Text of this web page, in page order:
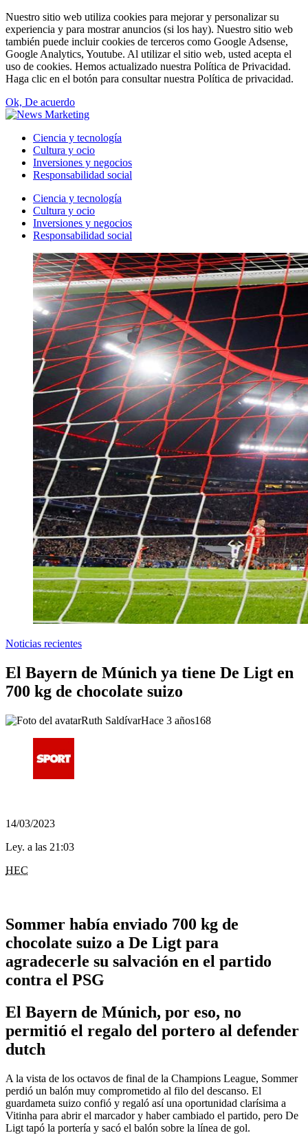
Nuestro sitio web utiliza cookies para mejorar y personalizar su
experiencia y para mostrar anuncios (si los hay). Nuestro sitio web
también puede incluir cookies de terceros como Google Adsense,
Google Analytics, Youtube. Al utilizar el sitio web, usted acepta el
uso de cookies. Hemos actualizado nuestra Política de Privacidad.
Haga clic en el botón para consultar nuestra Política de privacidad.
Ok, De acuerdo
Ciencia y tecnología
Cultura y ocio
Inversiones y negocios
Responsabilidad social
Ciencia y tecnología
Cultura y ocio
Inversiones y negocios
Responsabilidad social
Noticias recientes
El Bayern de Múnich ya tiene De Ligt en
700 kg de chocolate suizo
Ruth SaldívarHace 3 años168
14/03/2023
Ley. a las 21:03
HEC
Sommer había enviado 700 kg de
chocolate suizo a De Ligt para
agradecerle su salvación en el partido
contra el PSG
El Bayern de Múnich, por eso, no
permitió el regalo del portero al defender
dutch
A la vista de los octavos de final de la Champions League, Sommer
perdió un balón muy comprometido al filo del descanso. El
guardameta suizo confió y regaló así una oportunidad clarísima a
Vitinha para abrir el marcador y haber cambiado el partido, pero De
Ligt tapó la portería y sacó el balón sobre la línea de gol.